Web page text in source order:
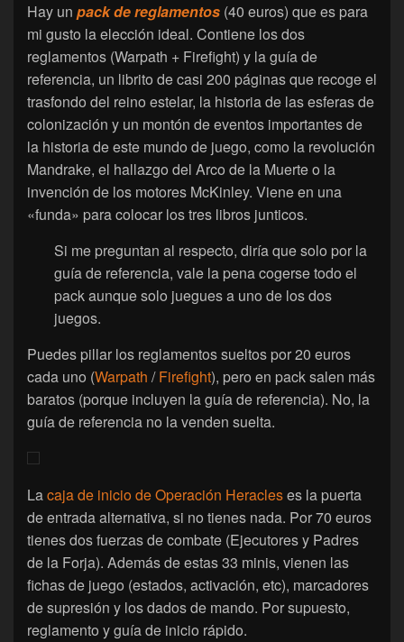
Hay un pack de reglamentos (40 euros) que es para
mi gusto la elección ideal. Contiene los dos
reglamentos (Warpath + Firefight) y la guía de
referencia, un librito de casi 200 páginas que recoge el
trasfondo del reino estelar, la historia de las esferas de
colonización y un montón de eventos importantes de
la historia de este mundo de juego, como la revolución
Mandrake, el hallazgo del Arco de la Muerte o la
invención de los motores McKinley. Viene en una
«funda» para colocar los tres libros junticos.
Si me preguntan al respecto, diría que solo por la
guía de referencia, vale la pena cogerse todo el
pack aunque solo juegues a uno de los dos
juegos.
Puedes pillar los reglamentos sueltos por 20 euros
cada uno (Warpath /Firefight), pero en pack salen más
baratos (porque incluyen la guía de referencia). No, la
guía de referencia no la venden suelta.
Lacaja de inicio de Operación Heracleses la puerta
de entrada alternativa, si no tienes nada. Por 70 euros
tienes dos fuerzas de combate (Ejecutores y Padres
de la Forja). Además de estas 33 minis, vienen las
fichas de juego (estados, activación, etc), marcadores
de supresión y los dados de mando. Por supuesto,
reglamento y guía de inicio rápido.